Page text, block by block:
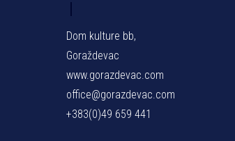
Dom kulture bb,
Goraždevac
www.gorazdevac.com
office@gorazdevac.com
+383(0)49 659 441